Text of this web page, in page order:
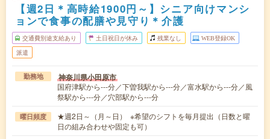
【週2日＊高時給1900円～】シニア向けマンシ
ョンで食事の配膳や見守り＊介護
交通費別途支給あり 土日祝日が休み 残業なし WEB登録OK
派遣
勤務地 神奈川県小田原市
国府津駅から---分／下曽我駅から---分／富水駅から---分／風
祭駅から---分／穴部駅から---分
曜日頻度
★週2日～（月～日） ※希望のシフトを毎月提出（日数と曜
日の組み合わせや固定も可）